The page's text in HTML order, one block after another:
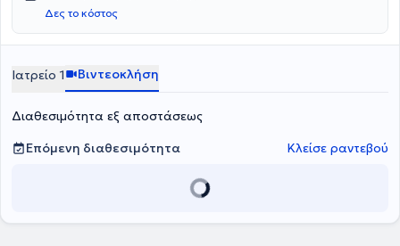
Δες το κόστος
Ιατρείο 1 Βιντεοκλήση
Διαθεσιμότητα εξ αποστάσεως
Επόμενη διαθεσιμότητα
Κλείσε ραντεβού